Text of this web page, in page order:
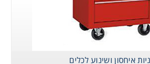
איחסון ושינוע לכלים